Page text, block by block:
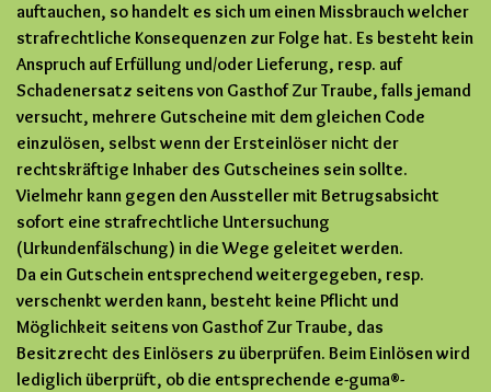
auftauchen, so handelt es sich um einen Missbrauch welcher
strafrechtliche Konsequenzen zur Folge hat. Es besteht kein
Anspruch auf Erfüllung und/oder Lieferung, resp. auf
Schadenersatz seitens von Gasthof Zur Traube, falls jemand
versucht, mehrere Gutscheine mit dem gleichen Code
einzulösen, selbst wenn der Ersteinlöser nicht der
rechtskräftige Inhaber des Gutscheines sein sollte.
Vielmehr kann gegen den Aussteller mit Betrugsabsicht
sofort eine strafrechtliche Untersuchung
(Urkundenfälschung) in die Wege geleitet werden.
Da ein Gutschein entsprechend weitergegeben, resp.
verschenkt werden kann, besteht keine Pflicht und
Möglichkeit seitens von Gasthof Zur Traube, das
Besitzrecht des Einlösers zu überprüfen. Beim Einlösen wird
lediglich überprüft, ob die entsprechende e-guma®-